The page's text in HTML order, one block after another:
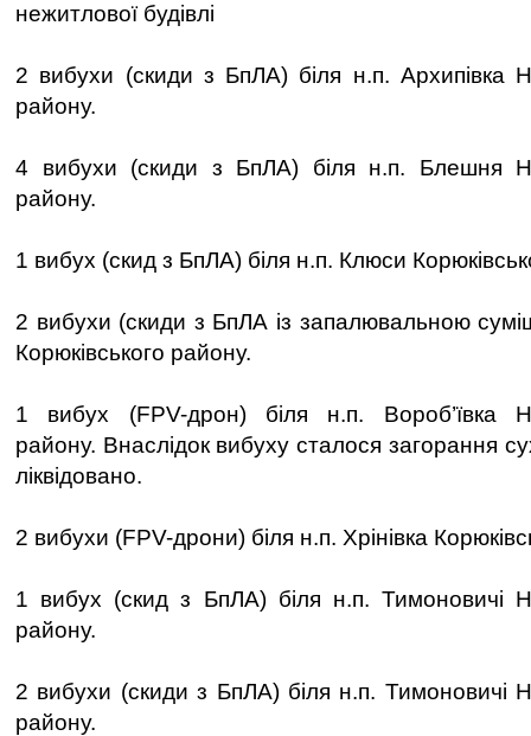
нежитлової будівлі
2 вибухи (скиди з БпЛА) біля н.п. Архипівка
району.
4 вибухи (скиди з БпЛА) біля н.п. Блешня
району.
1 вибух (скид з БпЛА) біля н.п. Клюси
2 вибухи (скиди з БпЛА із запалювальною
Корюківського району.
1 вибух (FPV-дрон) біля н.п. Вороб’ївка
району. Внаслідок вибуху сталося загорання
ліквідовано.
2 вибухи (FPV-дрони) біля н.п. Хрінівка
1 вибух (скид з БпЛА) біля н.п. Тимоновичі
району.
2 вибухи (скиди з БпЛА) біля н.п. Тимоновичі
району.